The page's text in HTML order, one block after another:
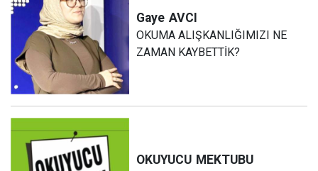
Gaye AVCI
OKUMA ALIŞKANLIĞIMIZI NE
ZAMAN KAYBETTİK?
OKUYUCU MEKTUBU